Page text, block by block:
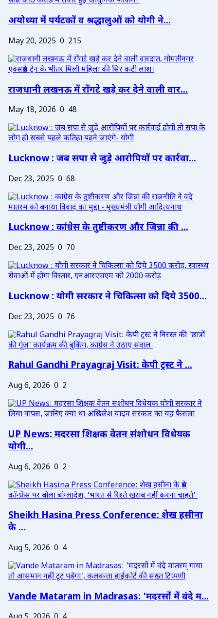
अयोध्या में पर्यटकों व श्रद्धालुओं को योगी ने...
May 20, 2025 0 215
राजधानी लखनऊ में रोंगटे खड़े कर देने वाली वार...
May 18, 2026 0 48
Lucknow : जब सपा से जुड़े आरोपियों पर कार्रवा...
Dec 23, 2025 0 68
Lucknow : कांग्रेस के तुष्टीकरण और जिन्ना की ...
Dec 23, 2025 0 70
Lucknow : योगी सरकार ने चिकित्सा को दिये 3500...
Dec 23, 2025 0 76
Rahul Gandhi Prayagraj Visit: केपी ट्रस्ट ने ...
Aug 6, 2026 0 2
UP News: मदरसा शिक्षक वेतन संशोधन विधेयक
योगी...
Aug 6, 2026 0 2
Sheikh Hasina Press Conference: शेख हसीना
के ...
Aug 5, 2026 0 4
Vande Mataram in Madrasas: 'मदरसों में वंदे म...